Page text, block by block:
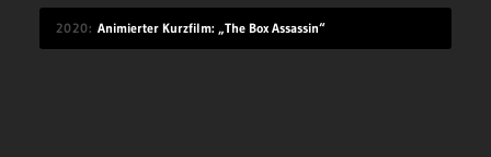
2020 Animierter Kurzfilm: „The Box Assassin“